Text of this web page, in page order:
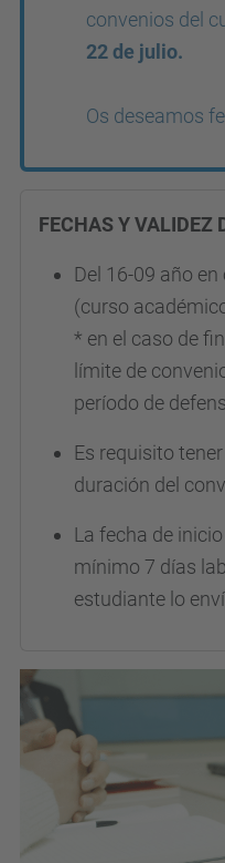
convenios del
22 de julio.
Os deseamos
FECHAS Y VALIDEZ
Del 16-09 año
(curso
* en el caso de
límite de
período de
Es requisito
duración del
La fecha de
mínimo 7 días
estudiante lo